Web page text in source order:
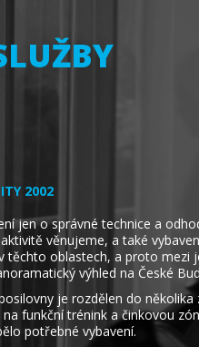
2002
jen o správné technice a
věnujeme, a také
těchto oblastech, a proto
výhled na České
je rozdělen do
funkční trénink a činkovou
potřebné vybavení.